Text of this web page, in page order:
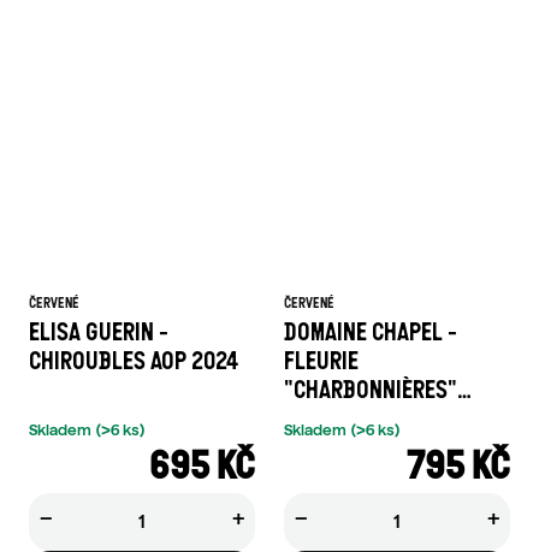
ČERVENÉ
ELISA GUERIN -
CHIROUBLES AOP 2024
695 KČ
Skladem (>6 ks)
+
−
ČERVENÉ
DOMAINE CHAPEL -
FLEURIE
"CHARBONNIÈRES"
ROUGE 2024
795 KČ
Skladem (>6 ks)
+
−